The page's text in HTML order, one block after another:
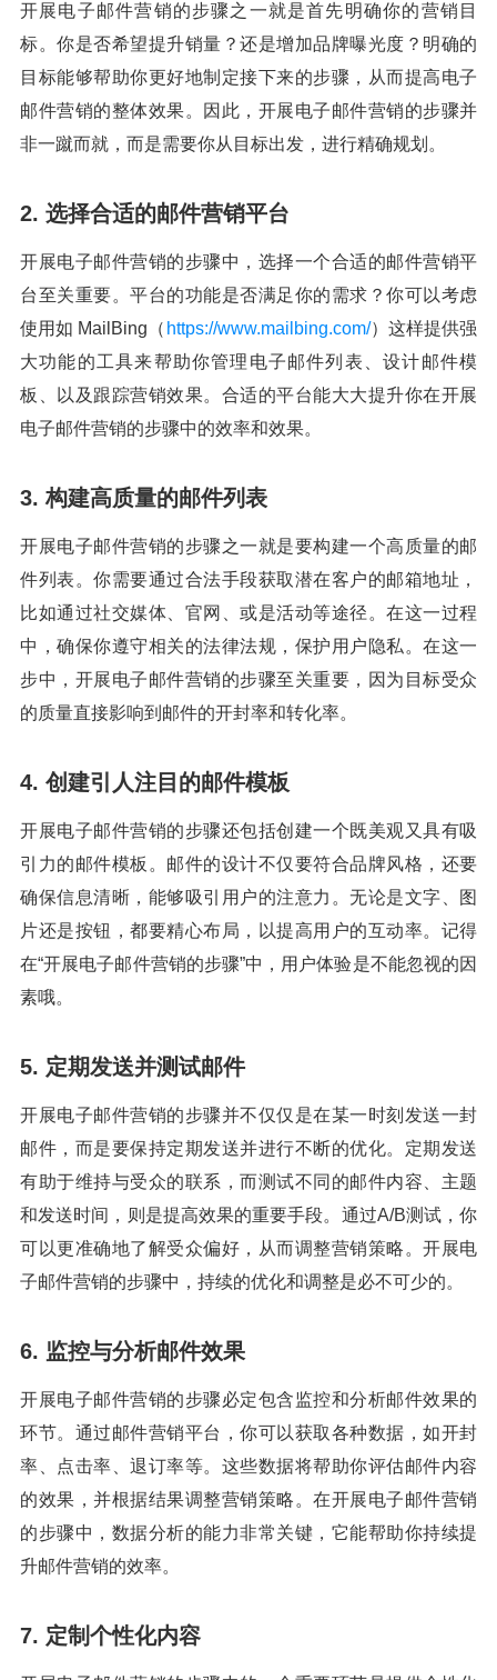
开展电子邮件营销的步骤之一就是首先明确你的营销目
标。你是否希望提升销量？还是增加品牌曝光度？明确的
目标能够帮助你更好地制定接下来的步骤，从而提高电子
邮件营销的整体效果。因此，开展电子邮件营销的步骤并
非一蹴而就，而是需要你从目标出发，进行精确规划。
2. 选择合适的邮件营销平台
开展电子邮件营销的步骤中，选择一个合适的邮件营销平
台至关重要。平台的功能是否满足你的需求？你可以考虑
使用如 MailBing（ https://www.mailbing.com/）这样提供强
大功能的工具来帮助你管理电子邮件列表、设计邮件模
板、以及跟踪营销效果。合适的平台能大大提升你在开展
电子邮件营销的步骤中的效率和效果。
3. 构建高质量的邮件列表
开展电子邮件营销的步骤之一就是要构建一个高质量的邮
件列表。你需要通过合法手段获取潜在客户的邮箱地址，
比如通过社交媒体、官网、或是活动等途径。在这一过程
中，确保你遵守相关的法律法规，保护用户隐私。在这一
步中，开展电子邮件营销的步骤至关重要，因为目标受众
的质量直接影响到邮件的开封率和转化率。
4. 创建引人注目的邮件模板
开展电子邮件营销的步骤还包括创建一个既美观又具有吸
引力的邮件模板。邮件的设计不仅要符合品牌风格，还要
确保信息清晰，能够吸引用户的注意力。无论是文字、图
片还是按钮，都要精心布局，以提高用户的互动率。记得
在“开展电子邮件营销的步骤”中，用户体验是不能忽视的因
素哦。
5. 定期发送并测试邮件
开展电子邮件营销的步骤并不仅仅是在某一时刻发送一封
邮件，而是要保持定期发送并进行不断的优化。定期发送
有助于维持与受众的联系，而测试不同的邮件内容、主题
和发送时间，则是提高效果的重要手段。通过A/B测试，你
可以更准确地了解受众偏好，从而调整营销策略。开展电
子邮件营销的步骤中，持续的优化和调整是必不可少的。
6. 监控与分析邮件效果
开展电子邮件营销的步骤必定包含监控和分析邮件效果的
环节。通过邮件营销平台，你可以获取各种数据，如开封
率、点击率、退订率等。这些数据将帮助你评估邮件内容
的效果，并根据结果调整营销策略。在开展电子邮件营销
的步骤中，数据分析的能力非常关键，它能帮助你持续提
升邮件营销的效率。
7. 定制个性化内容